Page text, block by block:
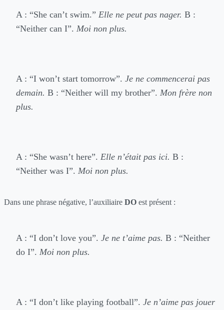
A : “She can’t swim.” Elle ne peut pas nager. B :
“Neither can I”. Moi non plus.
A : “I won’t start tomorrow”. Je ne commencerai pas
demain. B : “Neither will my brother”. Mon frère non
plus.
A : “She wasn’t here”. Elle n’était pas ici. B :
“Neither was I”. Moi non plus.
Dans une phrase négative, l’auxiliaire DO est présent :
A : “I don’t love you”. Je ne t’aime pas. B : “Neither
do I”. Moi non plus.
A : “I don’t like playing football”. Je n’aime pas jouer